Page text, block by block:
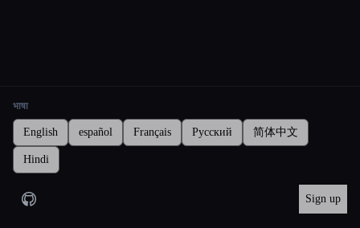
भाषा
English español Français Русский 简体中文
Hindi
Sign up